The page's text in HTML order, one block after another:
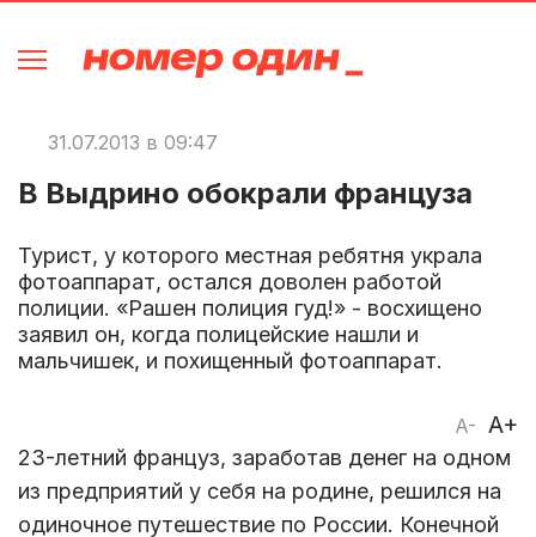
31.07.2013 в 09:47
В Выдрино обокрали француза
Турист, у которого местная ребятня украла
фотоаппарат, остался доволен работой
полиции. «Рашен полиция гуд!» - восхищено
заявил он, когда полицейские нашли и
мальчишек, и похищенный фотоаппарат.
A- A+
23-летний француз, заработав денег на одном
из предприятий у себя на родине, решился на
одиночное путешествие по России. Конечной